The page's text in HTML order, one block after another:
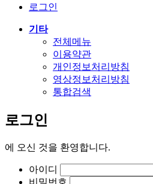
로그인
기타
전체메뉴
이용약관
개인정보처리방침
영상정보처리방침
통합검색
로그인
에 오신 것을 환영합니다.
아이디
비밀번호